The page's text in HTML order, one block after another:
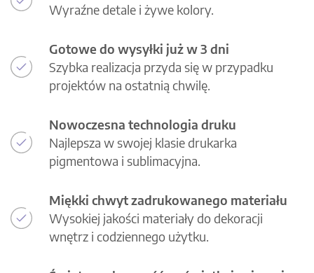
Wyraźne detale i żywe kolory.
Gotowe do wysyłki już w 3 dni
Szybka realizacja przyda się w przypadku
projektów na ostatnią chwilę.
Nowoczesna technologia druku
Najlepsza w swojej klasie drukarka
pigmentowa i sublimacyjna.
Miękki chwyt zadrukowanego materiału
Wysokiej jakości materiały do dekoracji
wnętrz i codziennego użytku.